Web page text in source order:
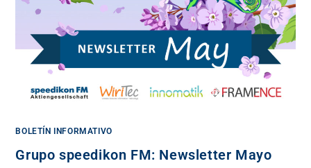
BOLETÍN INFORMATIVO
Grupo speedikon FM: Newsletter Mayo